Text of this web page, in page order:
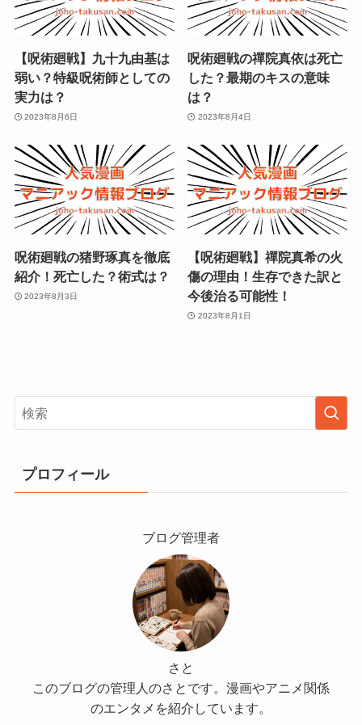
【呪術廻戦】九十九由基は
弱い？特級呪術師としての
実力は？
2023年8月6日
呪術廻戦の禪院真依は死亡
した？最期のキスの意味
は？
2023年8月4日
呪術廻戦の猪野琢真を徹底
紹介！死亡した？術式は？
2023年8月3日
【呪術廻戦】禪院真希の火
傷の理由！生存できた訳と
今後治る可能性！
2023年8月1日
プロフィール
ブログ管理者
さと
このブログの管理人のさとです。漫画やアニメ関係
のエンタメを紹介しています。